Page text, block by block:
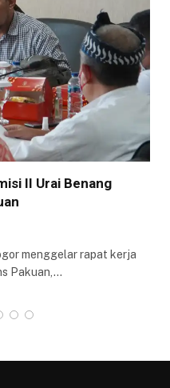
II Urai Benang
menggelar rapat kerja
Pakuan,…